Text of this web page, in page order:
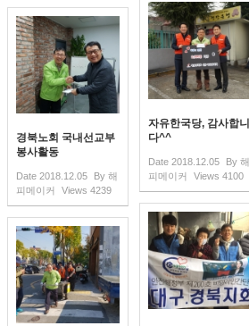
자유한국당, 감사합니
다^^
Date 2018.12.05 By 해
피메이커
Views 4100
경북노회 국내선교부
봉사활동
Date 2018.12.05 By 해
피메이커
Views 4239